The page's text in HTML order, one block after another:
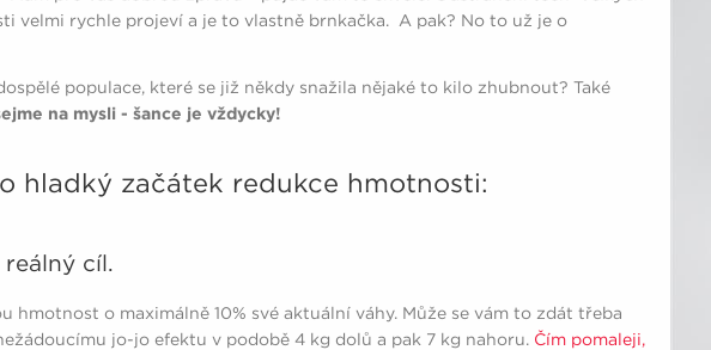
velmi rychle projeví a je to vlastně brnkačka. A pak? No to už je o
populace, které se již někdy snažila nějaké to kilo zhubnout? Také
na mysli - šance je vždycky!
hladký začátek redukce hmotnosti:
cíl.
hmotnost o maximálně 10% své aktuální váhy. Může se vám to zdát třeba
jo-jo efektu v podobě 4 kg dolů a pak 7 kg nahoru. Čím pomaleji,